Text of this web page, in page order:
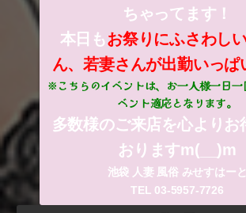
ちゃってます！
本日もお祭りにふさわし
ん、若妻さんが出勤いっぱ
※こちらのイベントは、お一人様一日一
ベント適応となります。
多数様のご来店を心よりお
おりますm(__)m
池袋 人妻 風俗 みせすはーと
TEL 03-5957-7726